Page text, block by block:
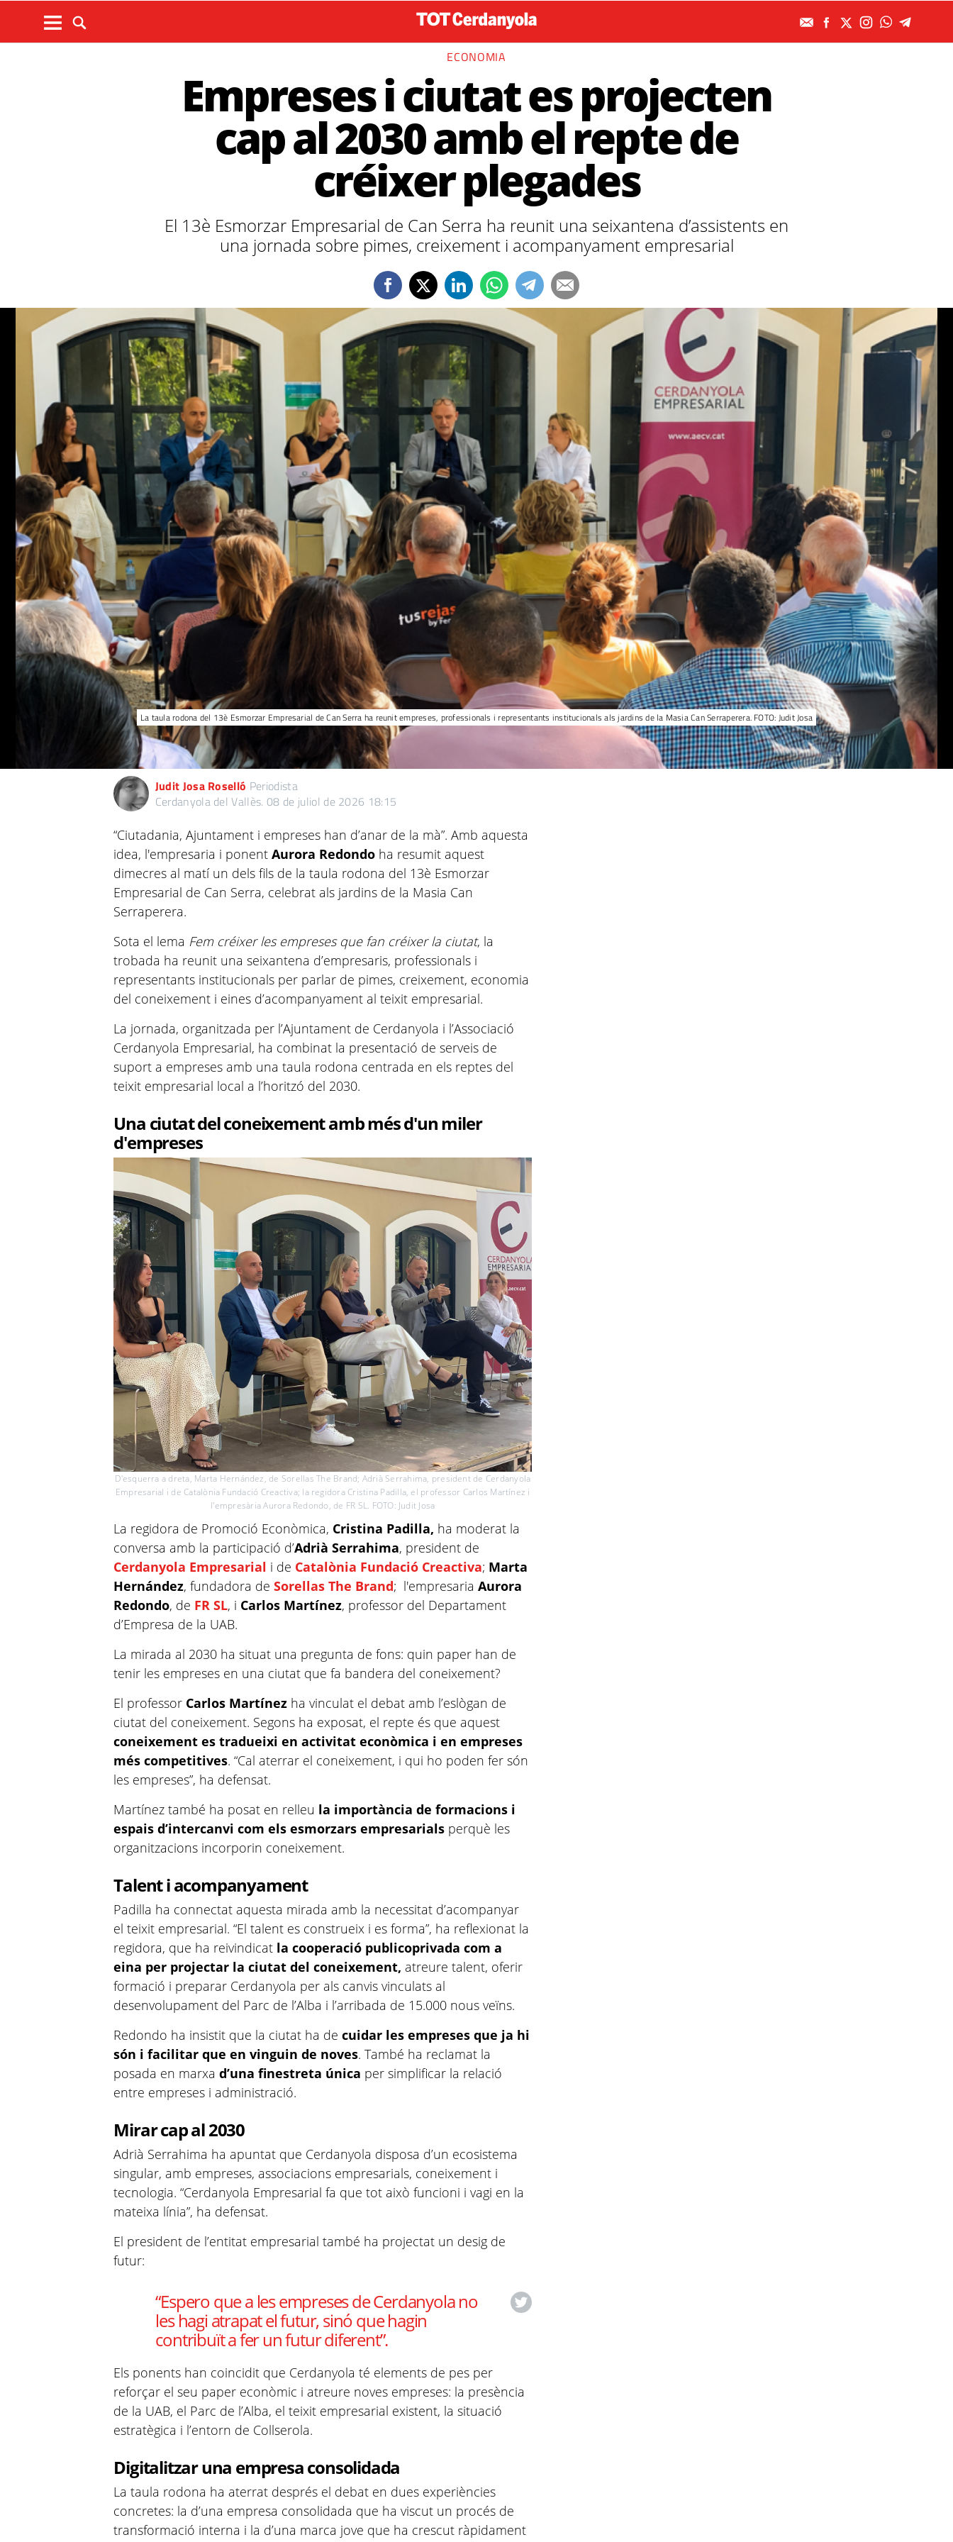
ECONOMIA
Empreses i ciutat es projecten
cap al 2030 amb el repte de
créixer plegades
El 13è Esmorzar Empresarial de Can Serra ha reunit una seixantena d’assistents en
una jornada sobre pimes, creixement i acompanyament empresarial
La taula rodona del 13è Esmorzar Empresarial de Can Serra ha reunit empreses, professionals i representants institucionals als jardins de la Masia Can Serraperera. FOTO: Judit Josa
Judit Josa Roselló Periodista
Cerdanyola del Vallès. 08 de juliol de 2026 18:15
“Ciutadania, Ajuntament i empreses han d’anar de la mà”. Amb aquesta
idea, l'empresaria i ponentAurora Redondo ha resumit aquest
dimecres al matí un dels fils de la taula rodona del 13è Esmorzar
Empresarial de Can Serra, celebrat als jardins de la Masia Can
Serraperera.
Sota el lema Fem créixer les empreses que fan créixer la ciutat, la
trobada ha reunit una seixantena d’empresaris, professionals i
representants institucionals per parlar de pimes, creixement, economia
del coneixement i eines d’acompanyament al teixit empresarial.
La jornada, organitzada per l’Ajuntament de Cerdanyola i l’Associació
Cerdanyola Empresarial, ha combinat la presentació de serveis de
suport a empreses amb una taula rodona centrada en els reptes del
teixit empresarial local a l’horitzó del 2030.
Una ciutat del coneixement amb més d'un miler
d'empreses
D'esquerra a dreta, Marta Hernández, de Sorellas The Brand; Adrià Serrahima, president de Cerdanyola
Empresarial i de Catalònia Fundació Creactiva; la regidora Cristina Padilla, el professor Carlos Martínez i
l'empresària Aurora Redondo, de FR SL. FOTO: Judit Josa
La regidora de Promoció Econòmica, Cristina Padilla, ha moderat la
conversa amb la participació d’Adrià Serrahima, president de
Cerdanyola Empresarial i de Catalònia Fundació Creactiva; Marta
Hernández, fundadora de Sorellas The Brand; l'empresariaAurora
Redondo, de FR SL, i Carlos Martínez, professor del Departament
d’Empresa de la UAB.
La mirada al 2030 ha situat una pregunta de fons: quin paper han de
tenir les empreses en una ciutat que fa bandera del coneixement?
El professor Carlos Martínez ha vinculat el debat amb l’eslògan de
ciutat del coneixement. Segons ha exposat, el repte és que aquest
coneixement es tradueixi en activitat econòmica i en empreses
més competitives. “Cal aterrar el coneixement, i qui ho poden fer són
les empreses”, ha defensat.
Martínez també ha posat en relleu la importància de formacions i
espais d’intercanvi com els esmorzars empresarials perquè les
organitzacions incorporin coneixement.
Talent i acompanyament
Padilla ha connectat aquesta mirada amb la necessitat d’acompanyar
el teixit empresarial. “El talent es construeix i es forma”, ha reflexionat la
regidora, que ha reivindicat la cooperació publicoprivada com a
eina per projectar la ciutat del coneixement, atreure talent, oferir
formació i preparar Cerdanyola per als canvis vinculats al
desenvolupament del Parc de l’Alba i l’arribada de 15.000 nous veïns.
Redondo ha insistit que la ciutat ha decuidar les empreses que ja hi
són i facilitar que en vinguin de noves. També ha reclamat la
posada en marxa d’una finestreta única per simplificar la relació
entre empreses i administració.
Mirar cap al 2030
Adrià Serrahima ha apuntat que Cerdanyola disposa d’un ecosistema
singular, amb empreses, associacions empresarials, coneixement i
tecnologia. “Cerdanyola Empresarial fa que tot això funcioni i vagi en la
mateixa línia”, ha defensat.
El president de l’entitat empresarial també ha projectat un desig de
futur:
“Espero que a les empreses de Cerdanyola no
les hagi atrapat el futur, sinó que hagin
contribuït a fer un futur diferent”.
Els ponents han coincidit que Cerdanyola té elements de pes per
reforçar el seu paper econòmic i atreure noves empreses: la presència
de la UAB, el Parc de l’Alba, el teixit empresarial existent, la situació
estratègica i l’entorn de Collserola.
Digitalitzar una empresa consolidada
La taula rodona ha aterrat després el debat en dues experiències
concretes: la d’una empresa consolidada que ha viscut un procés de
transformació interna i la d’una marca jove que ha crescut ràpidament